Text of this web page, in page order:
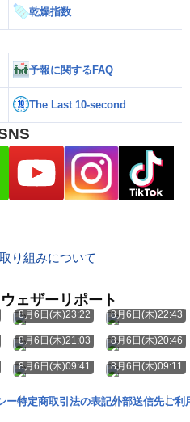
乾燥指数
予報に関するFAQ
The Last 10-second
り組みについて
ェザーリポート
8月6日(木)23:22 8月6日(木)22:43
8月6日(木)21:03 8月6日(木)20:46
8月6日(木)09:41 8月6日(木)09:11
ー特定商取引法の表記外部送信先ご利